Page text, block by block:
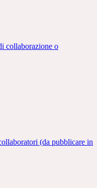
collaborazione o
(da pubblicare in